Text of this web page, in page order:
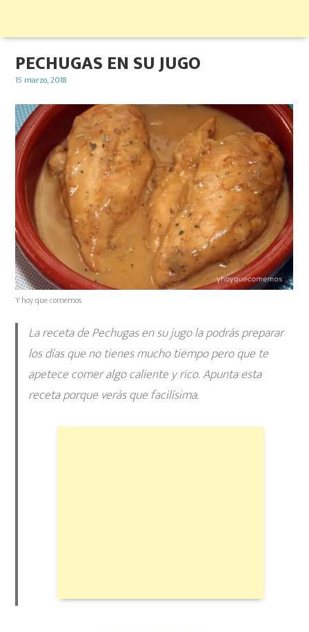
PECHUGAS EN SU JUGO
Posted
15 marzo, 2018
Y hoy que comemos
La receta dePechugas en su jugo la podrás preparar
los días que no tienes mucho tiempo pero que te
apetece comer algo caliente y rico. Apunta esta
receta porque verás que facilísima.